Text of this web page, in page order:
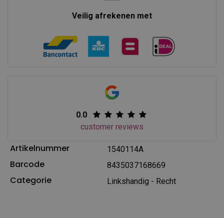
Veilig afrekenen met
0.0
customer reviews
Artikelnummer 1540114A
Barcode 8435037168669
Categorie Linkshandig - Recht